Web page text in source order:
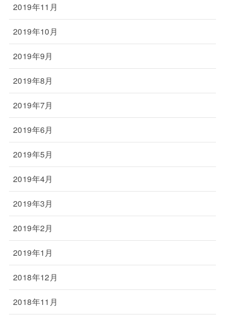
2019年11月
2019年10月
2019年9月
2019年8月
2019年7月
2019年6月
2019年5月
2019年4月
2019年3月
2019年2月
2019年1月
2018年12月
2018年11月